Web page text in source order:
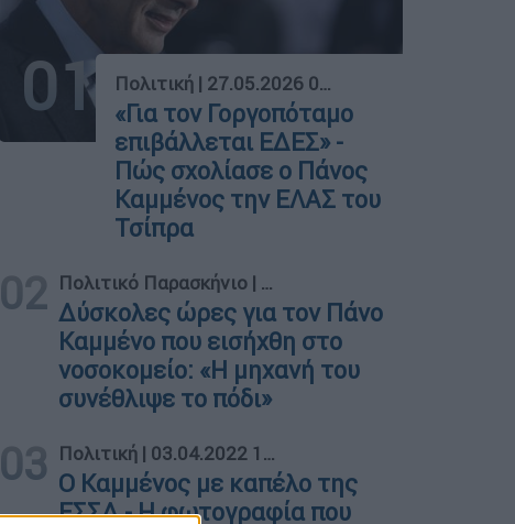
01 Πολιτική | 27.05.2026 09:31
«Για τον Γοργοπόταμο
επιβάλλεται ΕΔΕΣ» -
Πώς σχολίασε ο Πάνος
Καμμένος την ΕΛΑΣ του
Τσίπρα
02 Πολιτικό Παρασκήνιο | 03.11.2022 14:31
Δύσκολες ώρες για τον Πάνο
Καμμένο που εισήχθη στο
νοσοκομείο: «Η μηχανή του
συνέθλιψε το πόδι»
03 Πολιτική | 03.04.2022 16:01
Ο Καμμένος με καπέλο της
ΕΣΣΔ - Η φωτογραφία που